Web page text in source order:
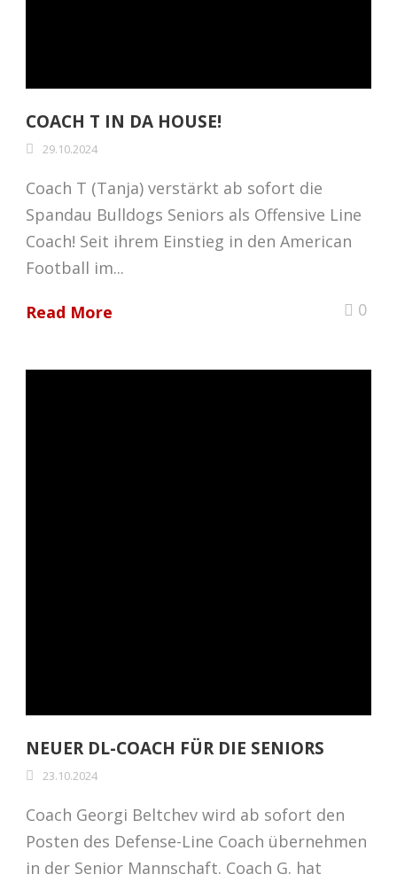
COACH T IN DA HOUSE!
29.10.2024
Coach T (Tanja) verstärkt ab sofort die
Spandau Bulldogs Seniors als Offensive Line
Coach! Seit ihrem Einstieg in den American
Football im...
Read More 0
NEUER DL-COACH FÜR DIE SENIORS
23.10.2024
Coach Georgi Beltchev wird ab sofort den
Posten des Defense-Line Coach übernehmen
in der Senior Mannschaft. Coach G. hat